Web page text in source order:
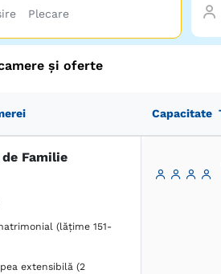
și oferte
Capacitate
Familie
(lățime 151-
extensibilă (2